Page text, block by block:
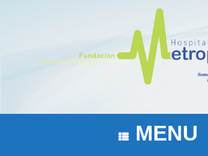
MENU